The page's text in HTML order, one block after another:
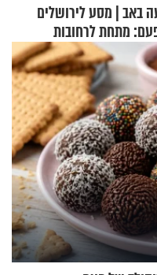
באב | מסע לירושלים
מתחת לרחובות